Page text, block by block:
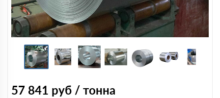
57 841 руб / тонна